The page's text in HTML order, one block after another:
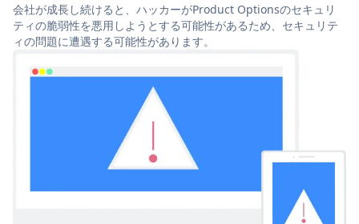
会社が成長し続けると、ハッカーがProduct Optionsのセキュリ
ティの脆弱性を悪用しようとする可能性があるため、セキュリテ
ィの問題に遭遇する可能性があります。